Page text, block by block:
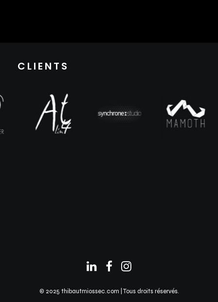
CLIENTS
© 2025 thibautmiossec.com | Tous droits réservés.